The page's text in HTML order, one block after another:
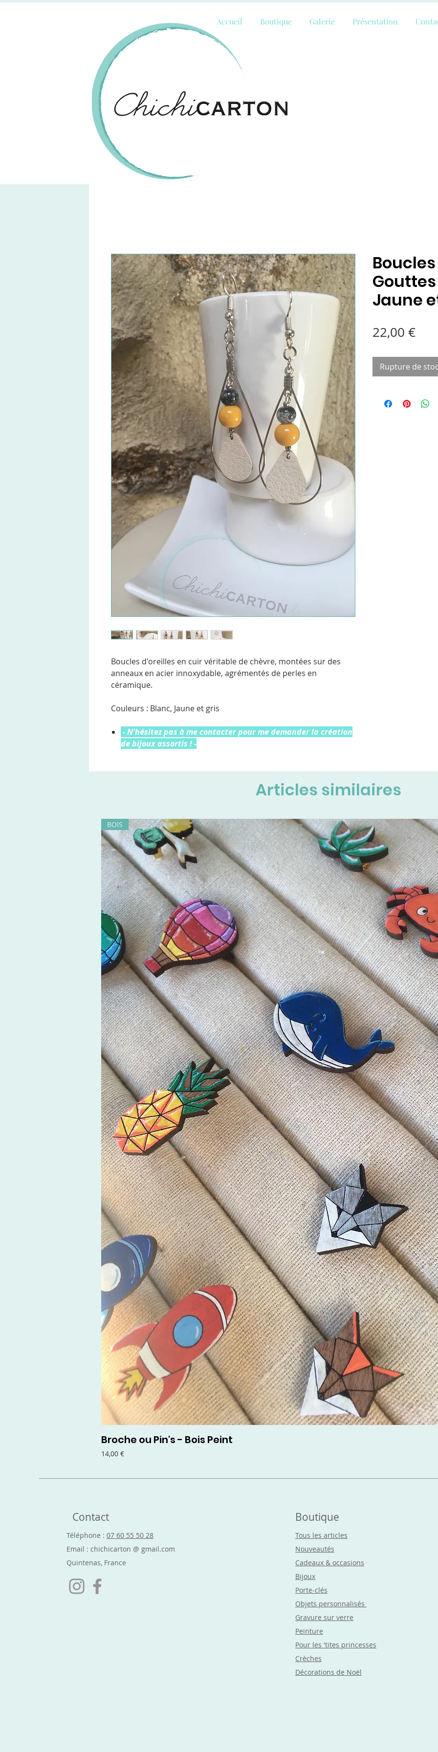
Accueil Boutique Galerie Présentation
Boucles d'oreilles en cuir véritable de chèvre, montées sur des
anneaux en acier innoxydable, agrémentés de perles en
céramique.
Couleurs : Blanc, Jaune et gris
- N'hésitez pas à me contacter pour me demander la création
de bijoux assortis ! -
Jaune
22,00 €Prix
Rupture de
Articles similaires
BOIS
Broche ou Pin's - Bois Peint
Prix
14,00 €
Contact
Téléphone : 07 60 55 50 28
Email : chichicarton @ gmail.com
Quintenas, France
Boutique
Tous les articles
Nouveautés
Cadeaux & occasions
Bijoux
Porte-clés
Objets personnalisés
Gravure sur verre
Peinture
Pour les 'tites princesses
Crèches
Décorations de Noël